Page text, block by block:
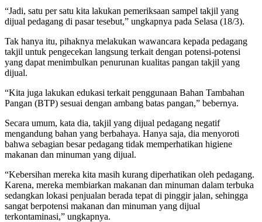
“Jadi, satu per satu kita lakukan pemeriksaan sampel takjil yang
dijual pedagang di pasar tesebut,” ungkapnya pada Selasa (18/3).
Tak hanya itu, pihaknya melakukan wawancara kepada pedagang
takjil untuk pengecekan langsung terkait dengan potensi-potensi
yang dapat menimbulkan penurunan kualitas pangan takjil yang
dijual.
“Kita juga lakukan edukasi terkait penggunaan Bahan Tambahan
Pangan (BTP) sesuai dengan ambang batas pangan,” bebernya.
Secara umum, kata dia, takjil yang dijual pedagang negatif
mengandung bahan yang berbahaya. Hanya saja, dia menyoroti
bahwa sebagian besar pedagang tidak memperhatikan higiene
makanan dan minuman yang dijual.
“Kebersihan mereka kita masih kurang diperhatikan oleh pedagang.
Karena, mereka membiarkan makanan dan minuman dalam terbuka
sedangkan lokasi penjualan berada tepat di pinggir jalan, sehingga
sangat berpotensi makanan dan minuman yang dijual
terkontaminasi,” ungkapnya.